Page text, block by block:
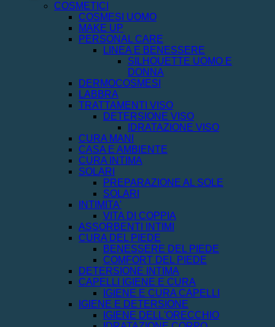
COSMETICI
COSMESI UOMO
MAKE UP
PERSONAL CARE
LINEA E BENESSERE
SILHOUETTE UOMO E
DONNA
DERMOCOSMESI
LABBRA
TRATTAMENTI VISO
DETERSIONE VISO
IDRATAZIONE VISO
CURA MANI
CASA E AMBIENTE
CURA INTIMA
SOLARI
PREPARAZIONE AL SOLE
SOLARI
INTIMITA'
VITA DI COPPIA
ASSORBENTI INTIMI
CURA DEL PIEDE
BENESSERE DEL PIEDE
COMFORT DEL PIEDE
DETERSIONE INTIMA
CAPELLI IGIENE E CURA
IGIENE E CURA CAPELLI
IGIENE E DETERSIONE
IGIENE DELL'ORECCHIO